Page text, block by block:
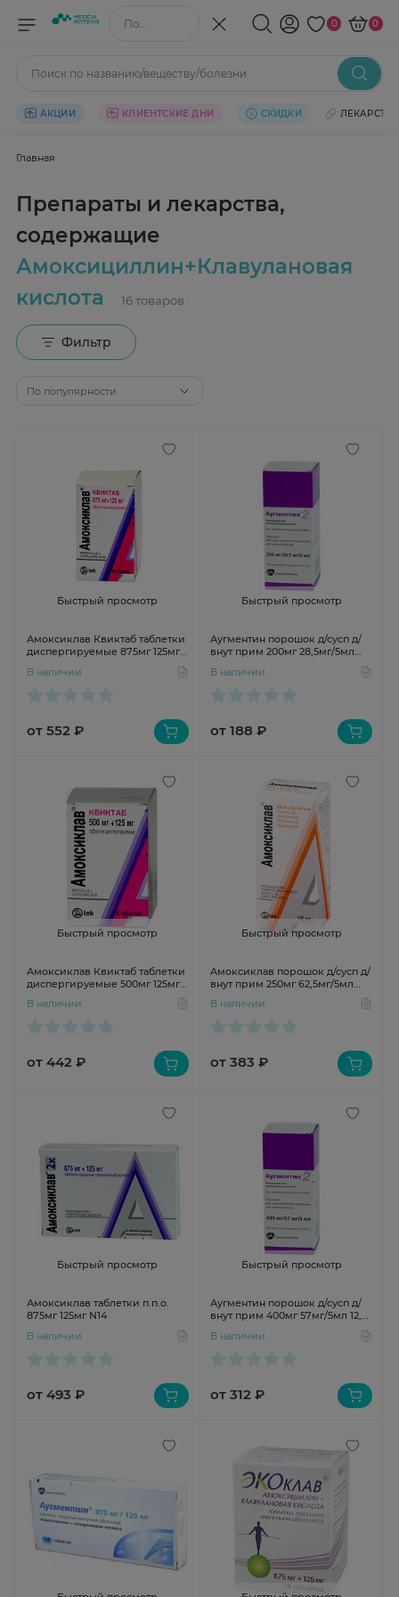
Поиск по названию/веществу 0 0
Поиск по названию/веществу/болезни
АКЦИИ КЛИЕНТСКИЕ ДНИ СКИДКИ ЛЕКАРСТВА
Главная
Препараты и лекарства,
содержащие
Амоксициллин+Клавулановая
кислота
Фильтр
По популярности
Быстрый просмотр
Амоксиклав Квиктаб таблетки
диспергируемые 875мг 125мг
В наличии
от 552 ₽
Быстрый просмотр
Аугментин порошок д/сусп д/
внут прим 200мг 28,5мг/5мл
В наличии
от 188 ₽
Быстрый просмотр
Амоксиклав Квиктаб таблетки
диспергируемые 500мг 125мг
В наличии
от 442 ₽
Быстрый просмотр
Амоксиклав порошок д/сусп д/
внут прим 250мг 62,5мг/5мл
В наличии
от 383 ₽
Быстрый просмотр
Амоксиклав таблетки п.п.о.
875мг 125мг N14
В наличии
от 493 ₽
Быстрый просмотр
Аугментин порошок д/сусп д/
внут прим 400мг 57мг/5мл 12,6г
В наличии
от 312 ₽